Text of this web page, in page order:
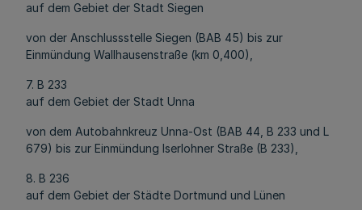
auf dem Gebiet der Stadt Siegen
von der Anschlussstelle Siegen (BAB 45) bis zur
Einmündung Wallhausenstraße (km 0,400),
7. B 233
auf dem Gebiet der Stadt Unna
von dem Autobahnkreuz Unna-Ost (BAB 44, B 233 und L
679) bis zur Einmündung Iserlohner Straße (B 233),
8. B 236
auf dem Gebiet der Städte Dortmund und Lünen